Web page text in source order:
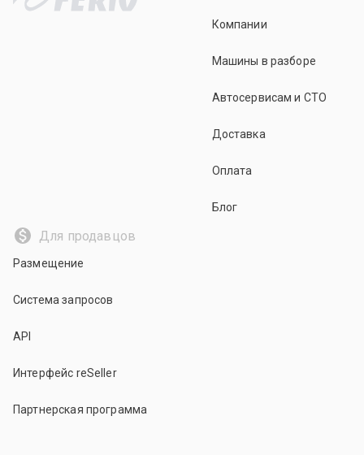
Компании
Машины в разборе
Автосервисам и СТО
Доставка
Оплата
Блог
Для продавцов
Размещение
Система запросов
API
Интерфейс reSeller
Партнерская программа